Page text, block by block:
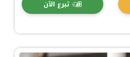
تبرع الآن